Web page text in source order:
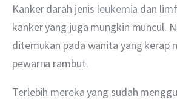
Kanker darah jenis leukemia dan
kanker yang juga mungkin muncul.
ditemukan pada wanita yang kerap
pewarna rambut.
Terlebih mereka yang sudah